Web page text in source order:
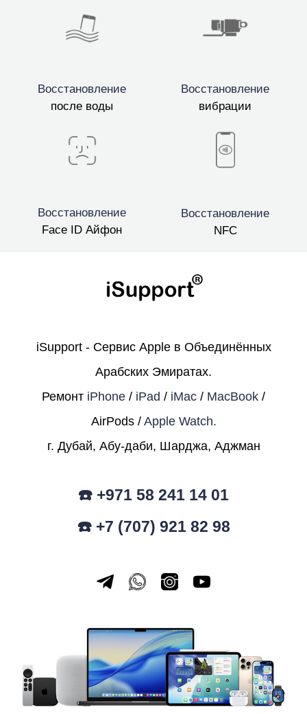
Восстановление
после воды
Восстановление
вибрации
Восстановление
Face ID Айфон
Восстановление
NFC
iSupport - Сервис Apple в Объединённых
Арабских Эмиратах.
Ремонт iPhone / iPad / iMac / MacBook /
AirPods / Apple Watch.
г. Дубай, Абу-даби, Шарджа, Аджман
☎️ +971 58 241 14 01
☎️ +7 (707) 921 82 98